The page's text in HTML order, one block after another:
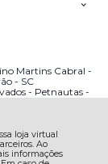
loja virtual
Ao
informações
Martins Cabral -
- SC
- Petnautas -